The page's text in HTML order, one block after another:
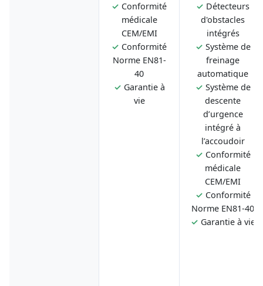
✓ Conformité
médicale
CEM/EMI
✓ Conformité
Norme EN81-
40
✓ Garantie à
vie
✓ Détecteurs
d'obstacles
intégrés
✓ Système de
freinage
automatique
✓ Système de
descente
d’urgence
intégré à
l’accoudoir
✓ Conformité
médicale
CEM/EMI
✓ Conformité
Norme EN81-40
✓ Garantie à vie